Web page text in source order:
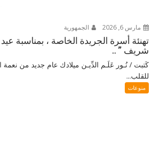
مارس 6, 2026 الجمهورية
تهنئة أسرة الجريدة الخاصة ، بمناسبة
شريف ” ..
كَتبت / نُـور عَلَـم الدِّيـن ميلادك عام جديد من نعمة
للقلب...
منوعات